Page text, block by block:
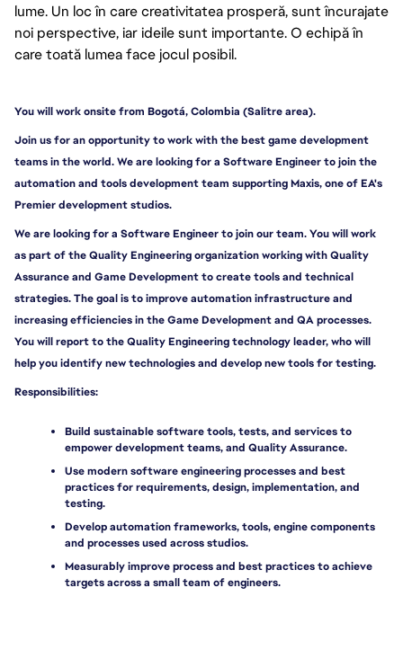
lume. Un loc în care creativitatea prosperă, sunt încurajate
noi perspective, iar ideile sunt importante. O echipă în
care toată lumea face jocul posibil.
You will work onsite from Bogotá, Colombia (Salitre area).
Join us for an opportunity to work with the best game development
teams in the world. We are looking for a Software Engineer to join the
automation and tools development team supporting Maxis, one of EA's
Premier development studios.
We are looking for a Software Engineer to join our team. You will work
as part of the Quality Engineering organization working with Quality
Assurance and Game Development to create tools and technical
strategies. The goal is to improve automation infrastructure and
increasing efficiencies in the Game Development and QA processes.
You will report to the Quality Engineering technology leader, who will
help you identify new technologies and develop new tools for testing.
Responsibilities:
Build sustainable software tools, tests, and services to
empower development teams, and Quality Assurance.
Use modern software engineering processes and best
practices for requirements, design, implementation, and
testing.
Develop automation frameworks, tools, engine components
and processes used across studios.
Measurably improve process and best practices to achieve
targets across a small team of engineers.